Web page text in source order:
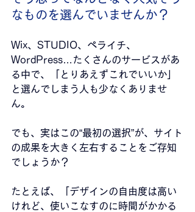
なものを選んでいませんか？
Wix、STUDIO、ペライチ、
WordPress…たくさんのサービスがあ
る中で、「とりあえずこれでいいか」
と選んでしまう人も少なくありませ
ん。
でも、実はこの“最初の選択”が、サイト
の成果を大きく左右することをご存知
でしょうか？
たとえば、「デザインの自由度は高い
けれど、使いこなすのに時間がかかる